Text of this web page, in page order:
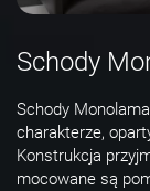
Schody
Schody
charakterze,
Konstrukcja
mocowane są